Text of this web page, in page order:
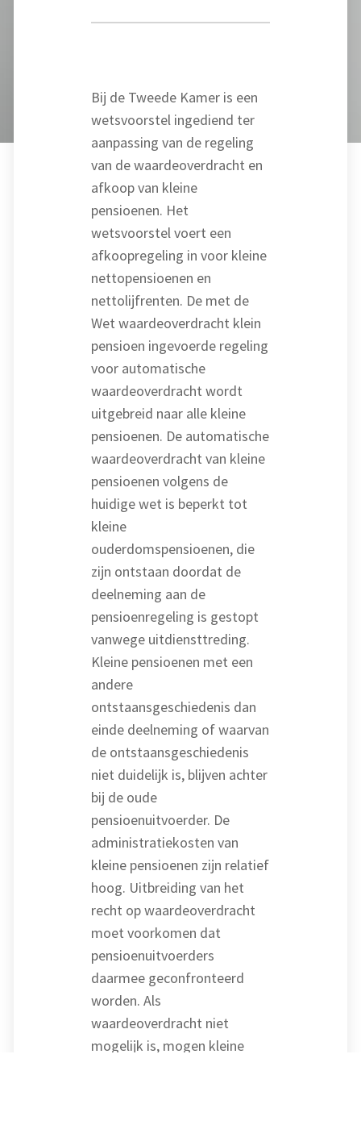
Bij de Tweede Kamer is een
wetsvoorstel ingediend ter
aanpassing van de regeling
van de waardeoverdracht en
afkoop van kleine
pensioenen. Het
wetsvoorstel voert een
afkoopregeling in voor kleine
nettopensioenen en
nettolijfrenten. De met de
Wet waardeoverdracht klein
pensioen ingevoerde regeling
voor automatische
waardeoverdracht wordt
uitgebreid naar alle kleine
pensioenen. De automatische
waardeoverdracht van kleine
pensioenen volgens de
huidige wet is beperkt tot
kleine
ouderdomspensioenen, die
zijn ontstaan doordat de
deelneming aan de
pensioenregeling is gestopt
vanwege uitdiensttreding.
Kleine pensioenen met een
andere
ontstaansgeschiedenis dan
einde deelneming of waarvan
de ontstaansgeschiedenis
niet duidelijk is, blijven achter
bij de oude
pensioenuitvoerder. De
administratiekosten van
kleine pensioenen zijn relatief
hoog. Uitbreiding van het
recht op waardeoverdracht
moet voorkomen dat
pensioenuitvoerders
daarmee geconfronteerd
worden. Als
waardeoverdracht niet
mogelijk is, mogen kleine